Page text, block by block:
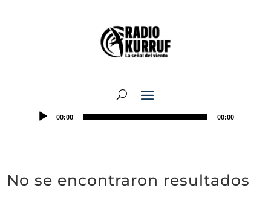
00:00 00:00
No se encontraron resultados